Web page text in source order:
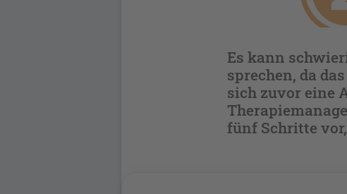
Es kann
sprechen, da
sich zuvor eine
fünf Schritte